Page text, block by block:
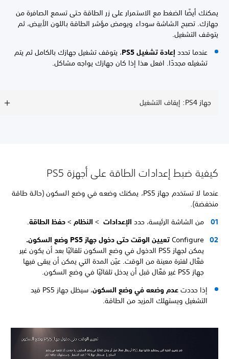
يمكنك أيضًا الضغط مع الاستمرار على زر الطاقة حتى تسمع الصافرة من
جهازك. تصبح الشاشة سوداء ويومض مؤشر الطاقة باللون الأبيض، ثم
يتوقف التشغيل.
عندما تحددإعادة تشغيل PS5
، يتوقف تشغيل جهازك بالكامل ثم يتم
تشغيله مجددًا. افعل هذا إذا كان جهازك يواجه مشاكل.
جهاز PS4: إيقاف التشغيل
كيفية ضبط إعدادات الطاقة على أجهزة PS5
عندما لا تستخدم جهاز PS5، يمكنك وضعه في وضع السكون (حالة طاقة
منخفضة).
من الشاشة الرئيسة، حددالإعدادات>النظام>حفظ الطاقة.
Configure تعيين الوقت حتى دخول جهاز PS5 وضع السكون.
يمكن لجهاز PS5 الدخول في وضع السكون تلقائيًا بعد أن يكون غير
فعَّال لفترة معينة من الوقت. عيّن المدة التي يمكن أن يبقى فيها
جهاز PS5 غير فعَّال قبل أن يدخل تلقائيًا في وضع السكون.
إذا حددتعدم وضعه في وضع السكون
، سيظل جهاز PS5 قيد
التشغيل ويستهلك المزيد من الطاقة.